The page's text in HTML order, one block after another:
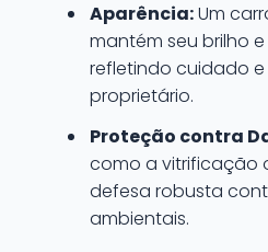
Aparência:Um
mantém seu brilho
refletindo cuidado
proprietário.
Proteção contra
como a vitrificação
defesa robusta
ambientais.